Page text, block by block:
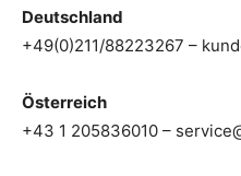
Deutschland
+49(0)211/88223267 –
Österreich
+43 1 205836010 –